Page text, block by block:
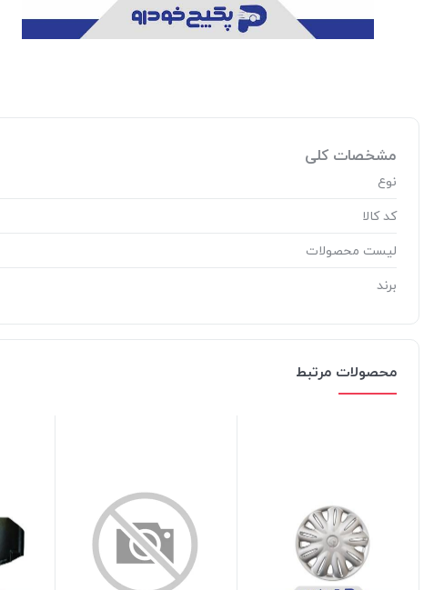
مشخصات کلی
نوع
کد کالا
لیست محصولات
برند
محصولات مرتبط